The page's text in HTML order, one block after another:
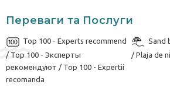
Переваги та Послуги
Top 100 - Experts recommend
/ Top 100 - Эксперты
рекомендуют / Top 100 - Expertii
recomanda
Sand
/ Plaja de